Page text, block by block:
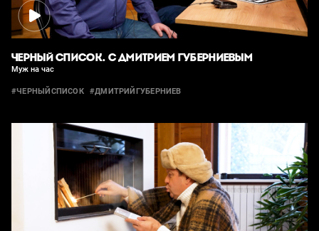
ЧЕРНЫЙ СПИСОК. С ДМИТРИЕМ ГУБЕРНИЕВЫМ
Муж на час
#ЧЕРНЫЙСПИСОК #ДМИТРИЙГУБЕРНИЕВ